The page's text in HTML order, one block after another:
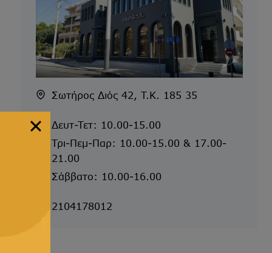
Σωτήρος Διός 42, T.K. 185 35
Δευτ-Τετ: 10.00-15.00
Τρι-Πεμ-Παρ: 10.00-15.00 & 17.00-
21.00
Σάββατο: 10.00-16.00
2104178012